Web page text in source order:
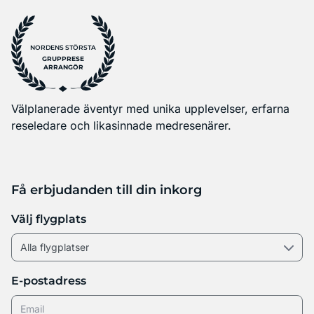
NORDENS STÖRSTA
GRUPPRESE
ARRANGÖR
Välplanerade äventyr med unika upplevelser, erfarna
reseledare och likasinnade medresenärer.
Få erbjudanden till din inkorg
Välj flygplats
E-postadress